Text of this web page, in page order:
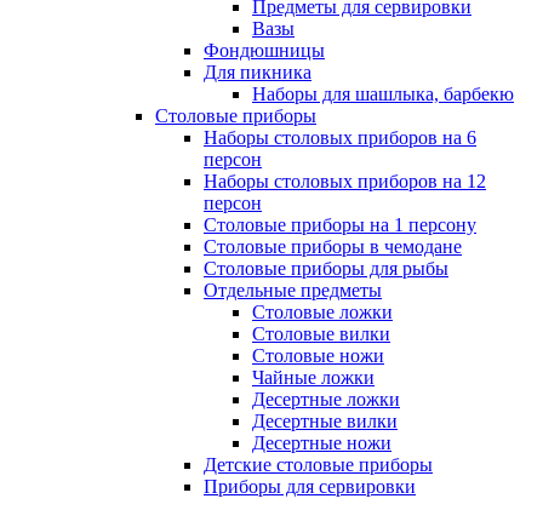
Предметы для сервировки
Вазы
Фондюшницы
Для пикника
Наборы для шашлыка, барбекю
Столовые приборы
Наборы столовых приборов на 6
персон
Наборы столовых приборов на 12
персон
Столовые приборы на 1 персону
Столовые приборы в чемодане
Столовые приборы для рыбы
Отдельные предметы
Столовые ложки
Столовые вилки
Столовые ножи
Чайные ложки
Десертные ложки
Десертные вилки
Десертные ножи
Детские столовые приборы
Приборы для сервировки